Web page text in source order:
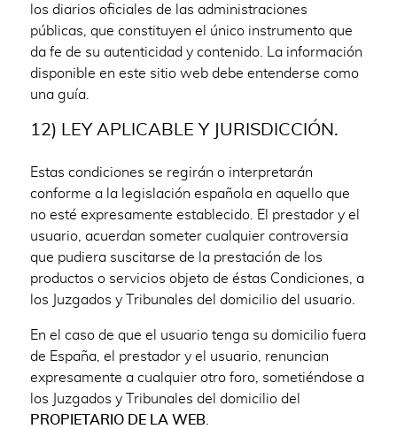
los diarios oficiales de las administraciones
públicas, que constituyen el único instrumento que
da fe de su autenticidad y contenido. La información
disponible en este sitio web debe entenderse como
una guía.
12) LEY APLICABLE Y JURISDICCIÓN.
Estas condiciones se regirán o interpretarán
conforme a la legislación española en aquello que
no esté expresamente establecido. El prestador y el
usuario, acuerdan someter cualquier controversia
que pudiera suscitarse de la prestación de los
productos o servicios objeto de éstas Condiciones, a
los Juzgados y Tribunales del domicilio del usuario.
En el caso de que el usuario tenga su domicilio fuera
de España, el prestador y el usuario, renuncian
expresamente a cualquier otro foro, sometiéndose a
los Juzgados y Tribunales del domicilio del
PROPIETARIO DE LA WEB